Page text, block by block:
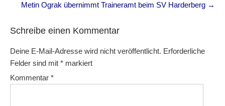
Metin Ograk übernimmt Traineramt beim SV Harderberg →
Schreibe einen Kommentar
Deine E-Mail-Adresse wird nicht veröffentlicht. Erforderliche
Felder sind mit * markiert
Kommentar *